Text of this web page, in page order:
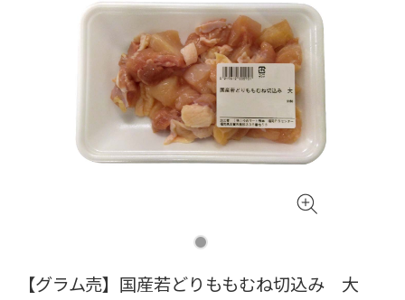
【グラム売】国産若どりももむね切込み 大